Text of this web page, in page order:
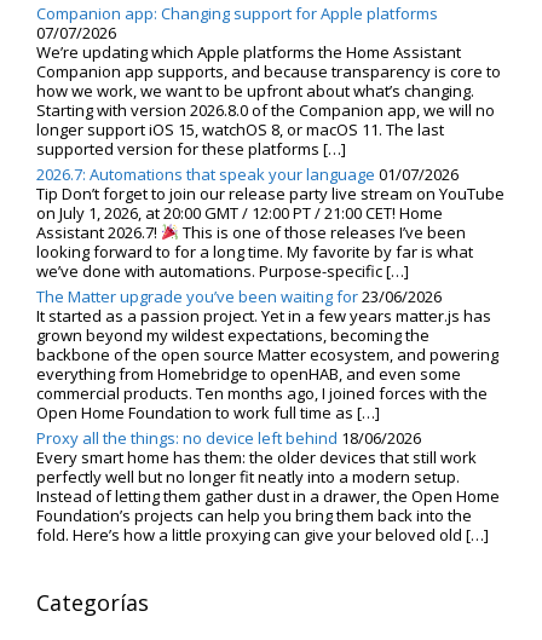
Companion app: Changing support for Apple platforms
07/07/2026
We’re updating which Apple platforms the Home Assistant
Companion app supports, and because transparency is core to
how we work, we want to be upfront about what’s changing.
Starting with version 2026.8.0 of the Companion app, we will no
longer support iOS 15, watchOS 8, or macOS 11. The last
supported version for these platforms […]
2026.7: Automations that speak your language 01/07/2026
Tip Don’t forget to join our release party live stream on YouTube
on July 1, 2026, at 20:00 GMT / 12:00 PT / 21:00 CET! Home
Assistant 2026.7!
This is one of those releases I’ve been
looking forward to for a long time. My favorite by far is what
we’ve done with automations. Purpose-specific […]
The Matter upgrade you’ve been waiting for23/06/2026
It started as a passion project. Yet in a few years matter.js has
grown beyond my wildest expectations, becoming the
backbone of the open source Matter ecosystem, and powering
everything from Homebridge to openHAB, and even some
commercial products. Ten months ago, I joined forces with the
Open Home Foundation to work full time as […]
Proxy all the things: no device left behind 18/06/2026
Every smart home has them: the older devices that still work
perfectly well but no longer fit neatly into a modern setup.
Instead of letting them gather dust in a drawer, the Open Home
Foundation’s projects can help you bring them back into the
fold. Here’s how a little proxying can give your beloved old […]
Categorías